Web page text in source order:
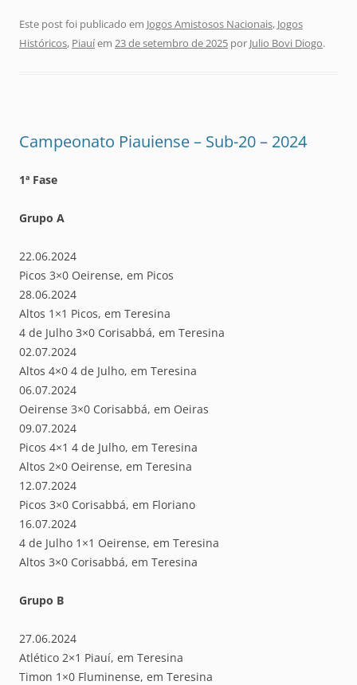
Este post foi publicado em Jogos Amistosos Nacionais, Jogos
Históricos, Piauíem 23 de setembro de 2025 por Julio Bovi Diogo.
Campeonato Piauiense – Sub-20 – 2024
1ª Fase
Grupo A
22.06.2024
Picos 3×0 Oeirense, em Picos
28.06.2024
Altos 1×1 Picos, em Teresina
4 de Julho 3×0 Corisabbá, em Teresina
02.07.2024
Altos 4×0 4 de Julho, em Teresina
06.07.2024
Oeirense 3×0 Corisabbá, em Oeiras
09.07.2024
Picos 4×1 4 de Julho, em Teresina
Altos 2×0 Oeirense, em Teresina
12.07.2024
Picos 3×0 Corisabbá, em Floriano
16.07.2024
4 de Julho 1×1 Oeirense, em Teresina
Altos 3×0 Corisabbá, em Teresina
Grupo B
27.06.2024
Atlético 2×1 Piauí, em Teresina
Timon 1×0 Fluminense, em Teresina